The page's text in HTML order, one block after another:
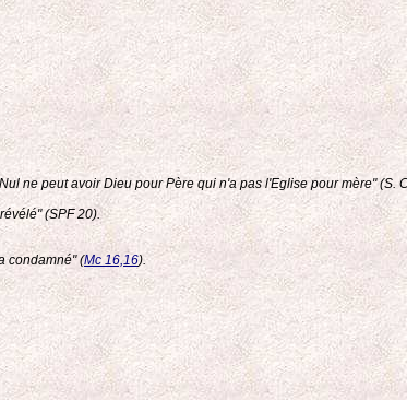
ne peut avoir Dieu pour Père qui n'a pas l'Eglise pour mère" (S.
(SPF 20).
condamné" (Mc 16,16).